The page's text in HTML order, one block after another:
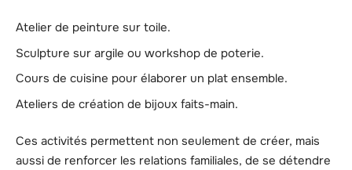
Atelier de peinture sur toile.
Sculpture sur argile ou workshop de poterie.
Cours de cuisine pour élaborer un plat ensemble.
Ateliers de création de bijoux faits-main.
Ces activités permettent non seulement de créer, mais
aussi de renforcer les relations familiales, de se détendre